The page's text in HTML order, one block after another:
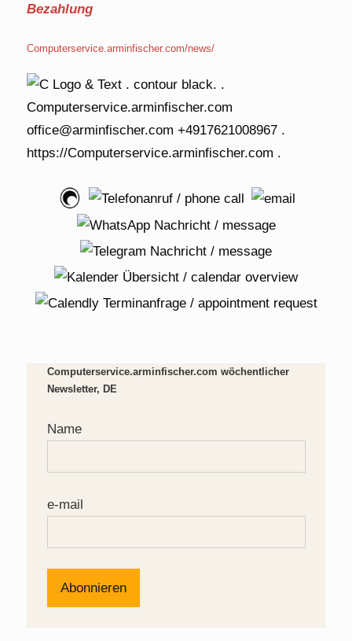
Bezahlung
Computerservice.arminfischer.com/news/
Computerservice.arminfischer.com wöchentlicher
Newsletter, DE
Name
e-mail